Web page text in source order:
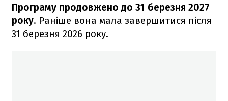
Програму продовжено до 31 березня 2027
року. Раніше вона мала завершитися після
31 березня 2026 року.